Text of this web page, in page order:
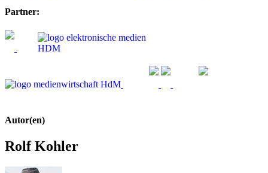
Partner:
Autor(en)
Rolf Kohler